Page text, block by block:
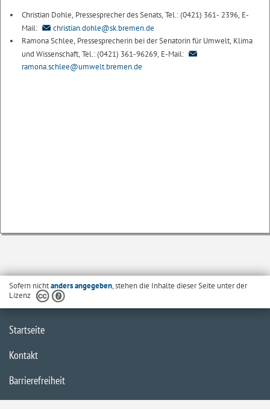
Christian Dohle, Pressesprecher des Senats, Tel.: (0421) 361- 2396, E-
Mail:
christian.dohle@sk.bremen.de
Ramona Schlee, Pressesprecherin bei der Senatorin für Umwelt, Klima
und Wissenschaft, Tel.: (0421) 361-96269, E-Mail:
ramona.schlee@umwelt.bremen.de
Sofern nichtanders angegeben, stehen die Inhalte dieser Seite unter der
Lizenz
Startseite
Kontakt
Barrierefreiheit